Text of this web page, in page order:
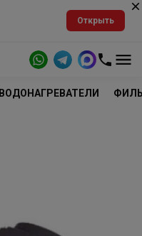
Открыть
ВОДОНАГРЕВАТЕЛИ